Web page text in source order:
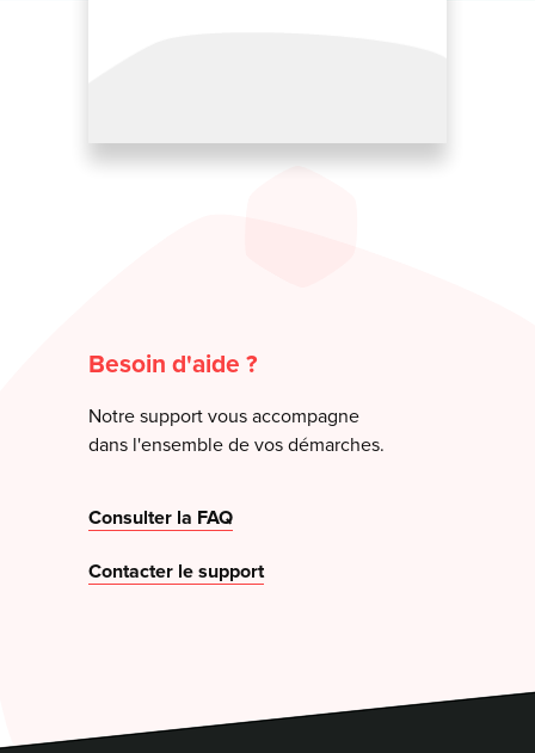
Besoin d'aide ?
Notre support vous accompagne
dans l'ensemble de vos démarches.
Consulter la FAQ
Contacter le support